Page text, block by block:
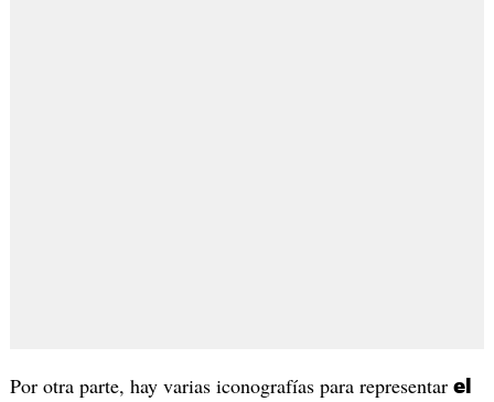
Por otra parte, hay varias iconografías para representar el